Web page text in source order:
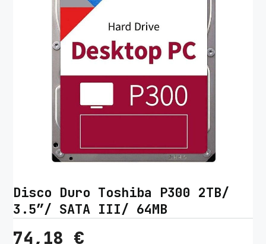
Disco Duro Toshiba P300 2TB/
3.5″/ SATA III/ 64MB
74,18 €